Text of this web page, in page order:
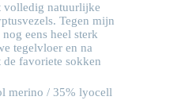
volledig natuurlijke
Tegen mijn
eens heel sterk
tegelvloer en na
favoriete sokken
merino / 35% lyocell